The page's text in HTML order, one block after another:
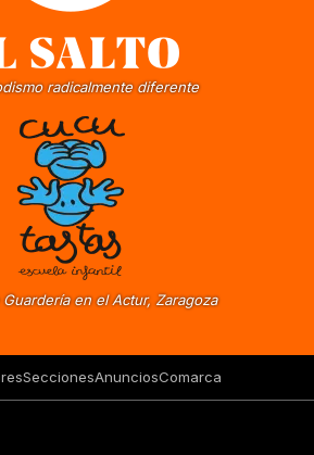
radicalmente diferente
en el Actur, Zaragoza
SeccionesAnunciosComarca